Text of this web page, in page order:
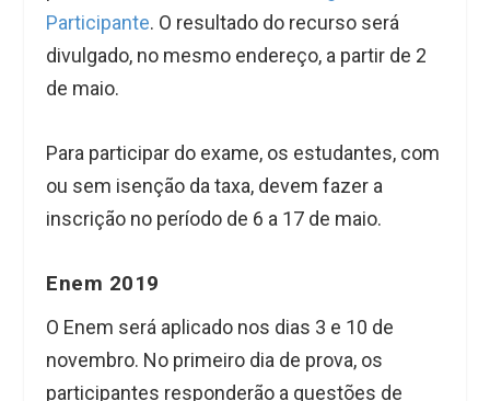
Participante. O resultado do recurso será
divulgado, no mesmo endereço, a partir de 2
de maio.
Para participar do exame, os estudantes, com
ou sem isenção da taxa, devem fazer a
inscrição no período de 6 a 17 de maio.
Enem 2019
O Enem será aplicado nos dias 3 e 10 de
novembro. No primeiro dia de prova, os
participantes responderão a questões de